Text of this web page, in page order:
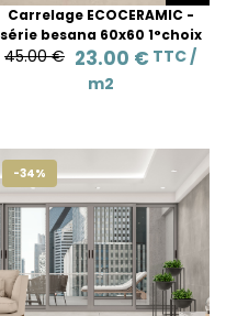
Carrelage ECOCERAMIC -
série besana 60x60 1°choix
45.00 € 23.00 € TTC /
m2
-34%